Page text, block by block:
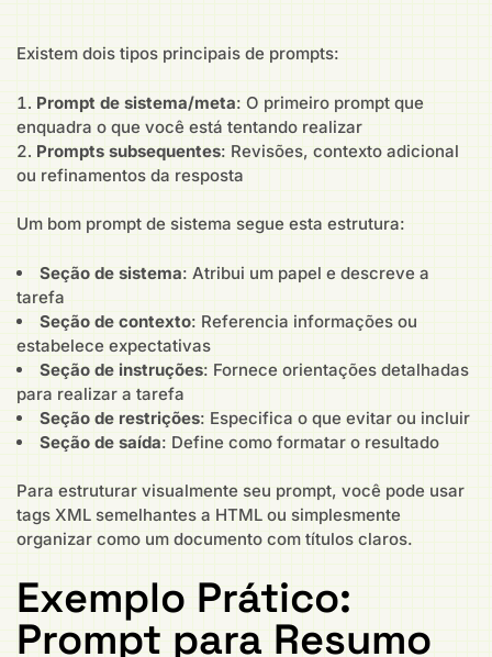
Existem dois tipos principais de prompts:
Prompt de sistema/meta: O primeiro prompt que
enquadra o que você está tentando realizar
Prompts subsequentes: Revisões, contexto adicional
ou refinamentos da resposta
Um bom prompt de sistema segue esta estrutura:
Seção de sistema: Atribui um papel e descreve a
tarefa
Seção de contexto: Referencia informações ou
estabelece expectativas
Seção de instruções: Fornece orientações detalhadas
para realizar a tarefa
Seção de restrições: Especifica o que evitar ou incluir
Seção de saída: Define como formatar o resultado
Para estruturar visualmente seu prompt, você pode usar
tags XML semelhantes a HTML ou simplesmente
organizar como um documento com títulos claros.
Exemplo Prático:
Prompt para Resumo